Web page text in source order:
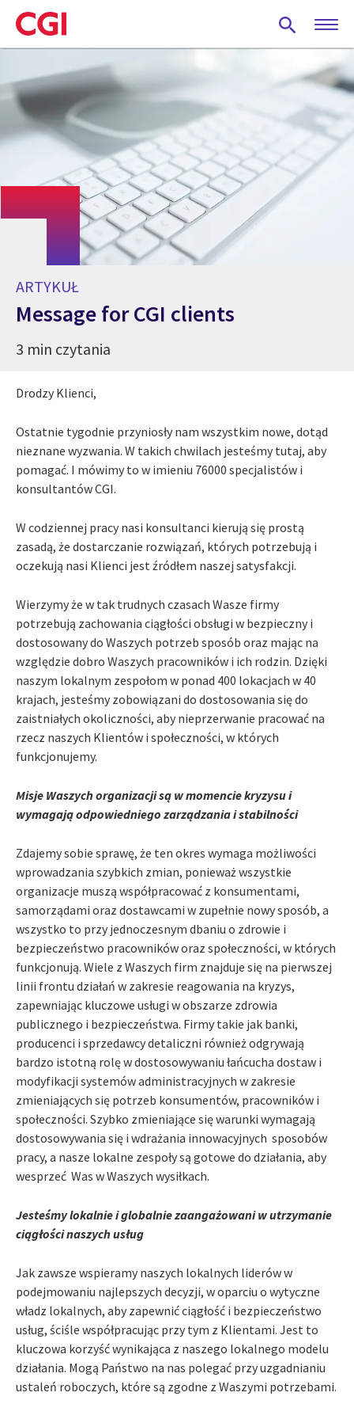
Skip
to
main
ARTYKUŁ
Message for CGI clients
3 min czytania
Drodzy Klienci,
Ostatnie tygodnie przyniosły nam wszystkim nowe, dotąd
nieznane wyzwania. W takich chwilach jesteśmy tutaj, aby
pomagać. I mówimy to w imieniu 76000 specjalistów i
konsultantów CGI.
W codziennej pracy nasi konsultanci kierują się prostą
zasadą, że dostarczanie rozwiązań, których potrzebują i
oczekują nasi Klienci jest źródłem naszej satysfakcji.
Wierzymy że w tak trudnych czasach Wasze firmy
potrzebują zachowania ciągłości obsługi w bezpieczny i
dostosowany do Waszych potrzeb sposób oraz mając na
względzie dobro Waszych pracowników i ich rodzin. Dzięki
naszym lokalnym zespołom w ponad 400 lokacjach w 40
krajach, jesteśmy zobowiązani do dostosowania się do
zaistniałych okoliczności, aby nieprzerwanie pracować na
rzecz naszych Klientów i społeczności, w których
funkcjonujemy.
Misje Waszych organizacji są w momencie kryzysu i
wymagają odpowiedniego zarządzania i stabilności
Zdajemy sobie sprawę, że ten okres wymaga możliwości
wprowadzania szybkich zmian, ponieważ wszystkie
organizacje muszą współpracować z konsumentami,
samorządami oraz dostawcami w zupełnie nowy sposób, a
wszystko to przy jednoczesnym dbaniu o zdrowie i
bezpieczeństwo pracowników oraz społeczności, w których
funkcjonują. Wiele z Waszych firm znajduje się na pierwszej
linii frontu działań w zakresie reagowania na kryzys,
zapewniając kluczowe usługi w obszarze zdrowia
publicznego i bezpieczeństwa. Firmy takie jak banki,
producenci i sprzedawcy detaliczni również odgrywają
bardzo istotną rolę w dostosowywaniu łańcucha dostaw i
modyfikacji systemów administracyjnych w zakresie
zmieniających się potrzeb konsumentów, pracowników i
społeczności. Szybko zmieniające się warunki wymagają
dostosowywania się i wdrażania innowacyjnych sposobów
pracy, a nasze lokalne zespoły są gotowe do działania, aby
wesprzeć Was w Waszych wysiłkach.
Jesteśmy lokalnie i globalnie zaangażowani w utrzymanie
ciągłości naszych usług
Jak zawsze wspieramy naszych lokalnych liderów w
podejmowaniu najlepszych decyzji, w oparciu o wytyczne
władz lokalnych, aby zapewnić ciągłość i bezpieczeństwo
usług, ściśle współpracując przy tym z Klientami. Jest to
kluczowa korzyść wynikająca z naszego lokalnego modelu
działania. Mogą Państwo na nas polegać przy uzgadnianiu
ustaleń roboczych, które są zgodne z Waszymi potrzebami.